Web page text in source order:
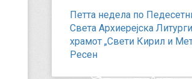
Петта недела по
Света Архиерејска
храмот „Свети Кирил и
Ресен